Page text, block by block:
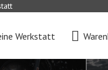
Werkstatt